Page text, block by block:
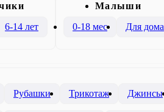
6-14 лет
Малыши
0-18 мес
Для дома
Рубашки Трикотаж Джинсы